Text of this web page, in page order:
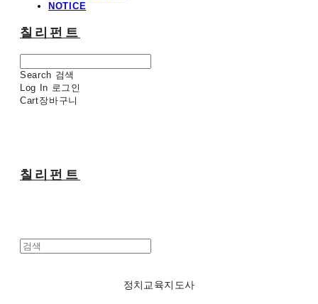
NOTICE
칠리펀트
Search 검색
Log In 로그인
Cart장바구니
칠리펀트
정치교육지도사